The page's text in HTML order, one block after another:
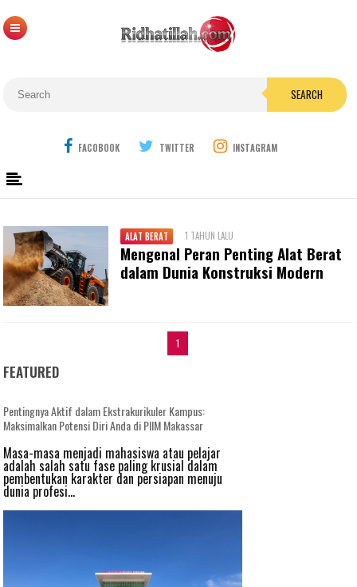
SEARCH
FACOBOOK TWITTER INSTAGRAM
ALAT BERAT 1 TAHUN LALU
Mengenal Peran Penting Alat Berat
dalam Dunia Konstruksi Modern
1
FEATURED
Pentingnya Aktif dalam Ekstrakurikuler Kampus:
Maksimalkan Potensi Diri Anda di PIIM Makassar
Masa-masa menjadi mahasiswa atau pelajar
adalah salah satu fase paling krusial dalam
pembentukan karakter dan persiapan menuju
dunia profesi...